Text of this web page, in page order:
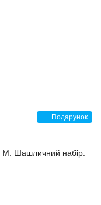
Подарунок
M. Шашличний набір.